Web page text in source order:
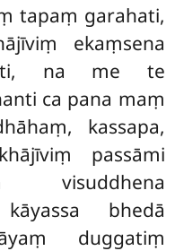
tapaṃ garahati,
ekaṃsena
na me te
ca pana maṃ
kassapa,
passāmi
visuddhena
kāyassa bhedā
duggatiṃ